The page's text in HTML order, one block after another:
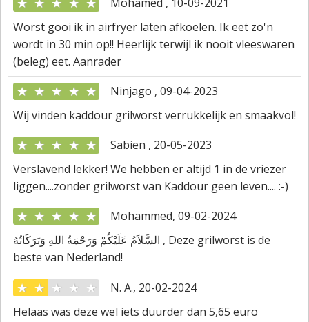
Worst gooi ik in airfryer laten afkoelen. Ik eet zo'n
wordt in 30 min op!! Heerlijk terwijl ik nooit vleeswaren
(beleg) eet. Aanrader
★ ★ ★ ★ ★
Ninjago , 09-04-2023
Wij vinden kaddour grilworst verrukkelijk en smaakvol!
★ ★ ★ ★ ★
Sabien , 20-05-2023
Verslavend lekker! We hebben er altijd 1 in de vriezer
liggen....zonder grilworst van Kaddour geen leven.... :-)
★ ★ ★ ★ ★
Mohammed, 09-02-2024
السَّلاَمُ عَلَيْكُمْ وَرَحْمَةُ اللهِ وَبَرَكَاتُهُ , Deze grilworst is de
beste van Nederland!
★ ★ ★ ★ ★
N. A., 20-02-2024
Helaas was deze wel iets duurder dan 5,65 euro